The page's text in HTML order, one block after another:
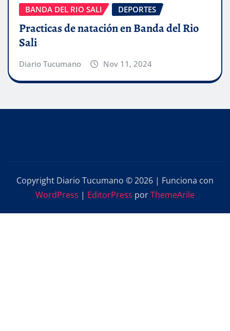
BANDA DEL RIO SALI DEPORTES
Practicas de natación en Banda del Rio
Sali
Diario Tucumano Nov 11, 2024
Copyright Diario Tucumano © 2026 | Funciona con
WordPress | EditorPress porThemeArile